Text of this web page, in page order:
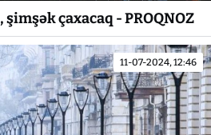
şimşək çaxacaq - PROQNOZ
11-07-2024, 12:46